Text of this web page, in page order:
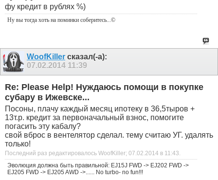
фу кредит в рублях %)
Ну вы тогда хоть на поминки соберитесь...©
WoofKiller сказал(-а):
07.02.2014 11:39
Re: Please Help! Нуждаюсь помощи в покупке
субару в Ижевске...
Посоны, плачу каждый месяц ипотеку в 36,5тыров +
13т.р. кредит за первоначальный взнос, помогите
погасить эту кабалу?
свой вброс в вентелятор сделал. тему считаю УГ. удалять
только!
Последний раз редактировалось WoofKiller; 07.02.2014 в 11:43
Эволюция должна быть правильной: EJ15J FWD -> EJ202 FWD ->
EJ205 FWD -> EJ205 AWD ->...... No turbo- no fun!!!